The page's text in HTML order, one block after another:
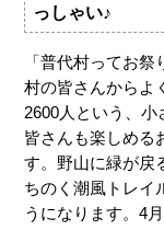
っしゃい♪
「普代村ってお
村の皆さんからよ
2600人という、
皆さんも楽しめる
す。野山に緑が戻
ちのく潮風トレイ
うになります。4